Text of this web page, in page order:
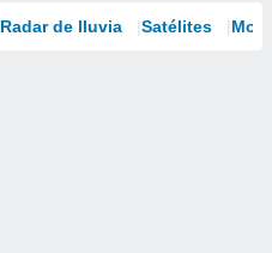
Radar de lluvia Satélites